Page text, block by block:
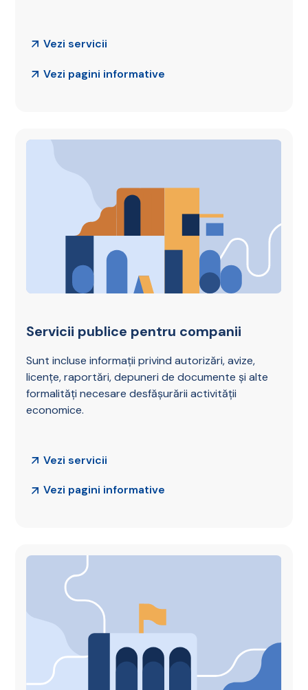
Vezi servicii
Vezi pagini informative
Servicii publice pentru companii
Sunt incluse informații privind autorizări, avize,
licențe, raportări, depuneri de documente și alte
formalități necesare desfășurării activității
economice.
Vezi servicii
Vezi pagini informative